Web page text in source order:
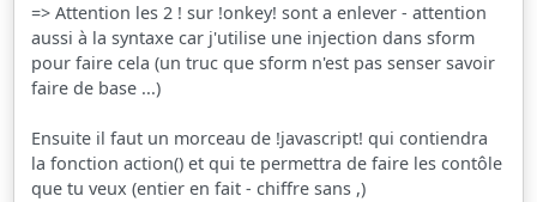
=> Attention les 2 ! sur !onkey! sont a enlever - attention
aussi à la syntaxe car j'utilise une injection dans sform
pour faire cela (un truc que sform n'est pas senser savoir
faire de base ...)
Ensuite il faut un morceau de !javascript! qui contiendra
la fonction action() et qui te permettra de faire les contôle
que tu veux (entier en fait - chiffre sans ,)